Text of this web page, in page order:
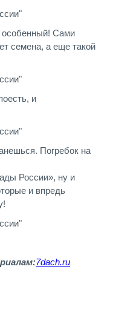
особенный! Сами
семена, а еще такой
и
Погребок на
России», ну и
и впредь
7dach.ru